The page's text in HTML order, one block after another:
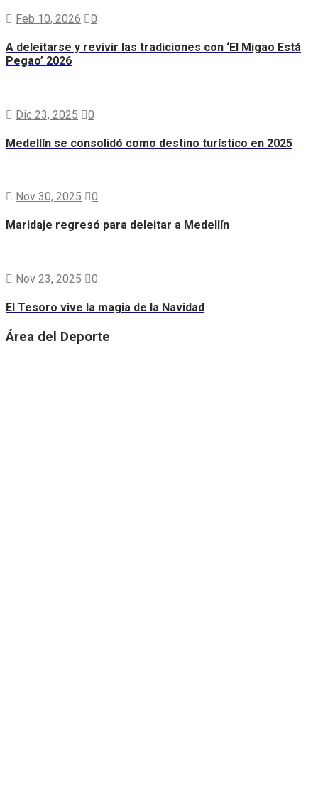
Feb 10, 2026 0
A deleitarse y revivir las tradiciones con ‘El Migao Está
Pegao’ 2026
Dic 23, 2025 0
Medellín se consolidó como destino turístico en 2025
Nov 30, 2025 0
Maridaje regresó para deleitar a Medellín
Nov 23, 2025 0
El Tesoro vive la magia de la Navidad
Área del Deporte